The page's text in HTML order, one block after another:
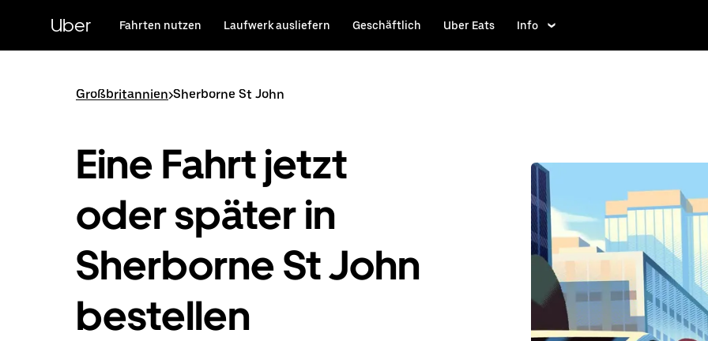
HauptinhaltUber Fahrten nutzen Laufwerk ausliefern Geschäftlich Uber Eats Info
Großbritannien>Sherborne St John
Eine Fahrt jetzt
oder später in
Sherborne St John
bestellen